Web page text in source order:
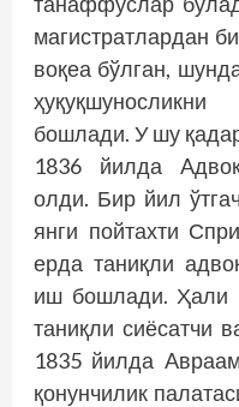
магистратлардан
воқеа бўлган,
бошлади. У шу
1836 йилда
олди. Бир йил
янги пойтахти
ерда таниқли
иш бошлади. Ҳали
таниқли сиёсатчи
1835 йилда
қонунчилик